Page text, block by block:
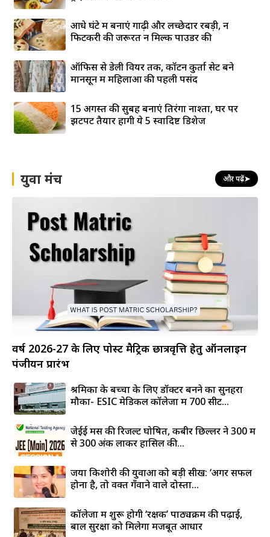
आधे घंटे में बनाएं गाढ़ी और लच्छेदार रबड़ी, न
फिटकरी की जरूरत न मिल्क पाउडर की
ऑफिस से डेली वियर तक, कॉटन कुर्ता सेट बने
मानसून में महिलाओं की पहली पसंद
15 अगस्त की सुबह बनाएं तिरंगा नाश्ता, घर पर
झटपट तैयार होंगी ये 5 स्वादिष्ट डिशेज
युवा मंच और पढ़ें➤
वर्ष 2026-27 के लिए पोस्ट मैट्रिक छात्रवृत्ति हेतु ऑनलाइन
पंजीयन प्रारंभ
श्रमिकों के बच्चों के लिए डॉक्टर बनने का सुनहरा
मौका- ESIC मेडिकल कॉलेजों में 700 सीटें...
जेईई मेंस की रिजल्ट घोषित, कबीर छिल्लर ने 300 में
से 300 अंक लाकर हासिल की...
जया किशोरी की युवाओं को बड़ी सीख: ‘अगर सफल
होना है, तो वक्त गँवाने वाले दोस्तों...
कॉलेजों में शुरू होगी ‘रक्षक’ पाठ्यक्रम की पढ़ाई,
बाल सुरक्षा को मिलेगा मजबूत आधार